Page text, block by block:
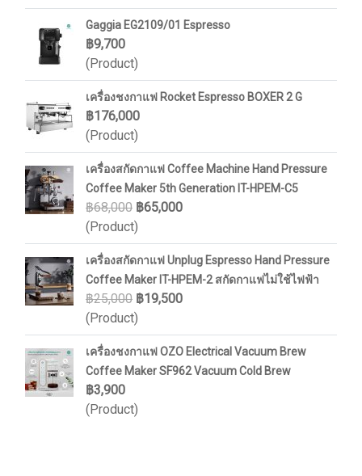
Gaggia EG2109/01 Espresso
฿9,700
(Product)
เครื่องชงกาแฟ Rocket Espresso BOXER 2 G
฿176,000
(Product)
เครื่องสกัดกาแฟ Coffee Machine Hand Pressure
Coffee Maker 5th Generation IT-HPEM-C5
฿68,000 ฿65,000
(Product)
เครื่องสกัดกาแฟ Unplug Espresso Hand Pressure
Coffee Maker IT-HPEM-2 สกัดกาแฟไม่ใช้ไฟฟ้า
฿25,000 ฿19,500
(Product)
เครื่องชงกาแฟ OZO Electrical Vacuum Brew
Coffee Maker SF962 Vacuum Cold Brew
฿3,900
(Product)